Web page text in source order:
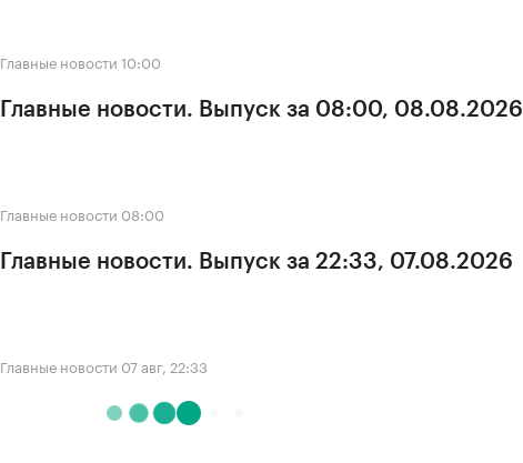
Главные новости 10:00
Главные новости. Выпуск за 08:00, 08.08.2026
Главные новости 08:00
Главные новости. Выпуск за 22:33, 07.08.2026
Главные новости 07 авг, 22:33